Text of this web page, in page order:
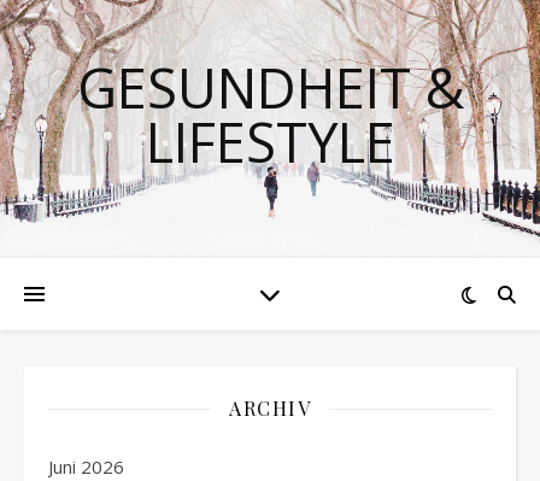
GESUNDHEIT &
LIFESTYLE
ARCHIV
Juni 2026